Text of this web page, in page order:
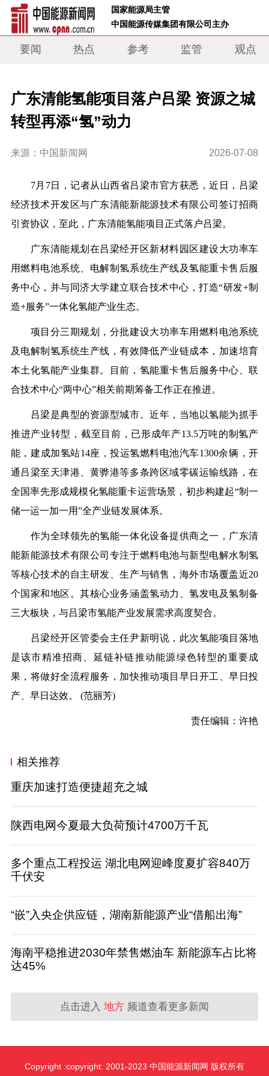
国家能源局主管
中国能源传媒集团有限公司主办
要闻 热点 参考 监管 观点
广东清能氢能项目落户吕梁 资源之城
转型再添“氢”动力
来源：中国新闻网 2026-07-08
7月7日，记者从山西省吕梁市官方获悉，近日，吕梁
经济技术开发区与广东清能新能源技术有限公司签订招商
引资协议，至此，广东清能氢能项目正式落户吕梁。
广东清能规划在吕梁经开区新材料园区建设大功率车
用燃料电池系统、电解制氢系统生产线及氢能重卡售后服
务中心，并与同济大学建立联合技术中心，打造“研发+制
造+服务”一体化氢能产业生态。
项目分三期规划，分批建设大功率车用燃料电池系统
及电解制氢系统生产线，有效降低产业链成本，加速培育
本土化氢能产业集群。目前，氢能重卡售后服务中心、联
合技术中心“两中心”相关前期筹备工作正在推进。
吕梁是典型的资源型城市。近年，当地以氢能为抓手
推进产业转型，截至目前，已形成年产13.5万吨的制氢产
能，建成加氢站14座，投运氢燃料电池汽车1300余辆，开
通吕梁至天津港、黄骅港等多条跨区域零碳运输线路，在
全国率先形成规模化氢能重卡运营场景，初步构建起“制一
储一运一加一用”全产业链发展体系。
作为全球领先的氢能一体化设备提供商之一，广东清
能新能源技术有限公司专注于燃料电池与新型电解水制氢
等核心技术的自主研发、生产与销售，海外市场覆盖近20
个国家和地区。其核心业务涵盖氢动力、氢发电及氢制备
三大板块，与吕梁市氢能产业发展需求高度契合。
吕梁经开区管委会主任尹新明说，此次氢能项目落地
是该市精准招商、延链补链推动能源绿色转型的重要成
果，将做好全流程服务，加快推动项目早日开工、早日投
产、早日达效。
(范丽芳)
责任编辑：许艳
相关推荐
重庆加速打造便捷超充之城
陕西电网今夏最大负荷预计4700万千瓦
多个重点工程投运 湖北电网迎峰度夏扩容840万
千伏安
“嵌”入央企供应链，湖南新能源产业“借船出海”
海南平稳推进2030年禁售燃油车 新能源车占比将
达45%
点击进入 地方 频道查看更多新闻
Copyright :copyright: 2001-2023 中国能源新闻网 版权所有